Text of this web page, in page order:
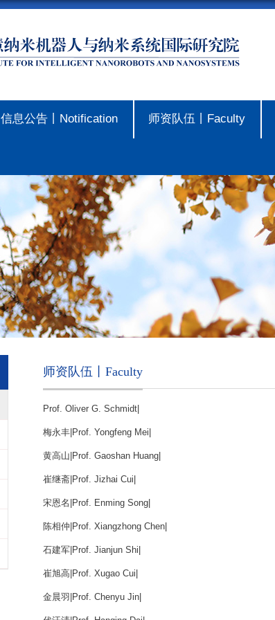
信息公告丨Notification 师资队伍丨Faculty
师资队伍丨Faculty
Prof. Oliver G. Schmidt
梅永丰|Prof. Yongfeng Mei
黄高山|Prof. Gaoshan Huang
崔继斋|Prof. Jizhai Cui
宋恩名|Prof. Enming Song
陈相仲|Prof. Xiangzhong Chen
石建军|Prof. Jianjun Shi
崔旭高|Prof. Xugao Cui
金晨羽|Prof. Chenyu Jin